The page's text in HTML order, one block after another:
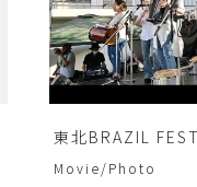
東北BRAZIL
Movie/Photo